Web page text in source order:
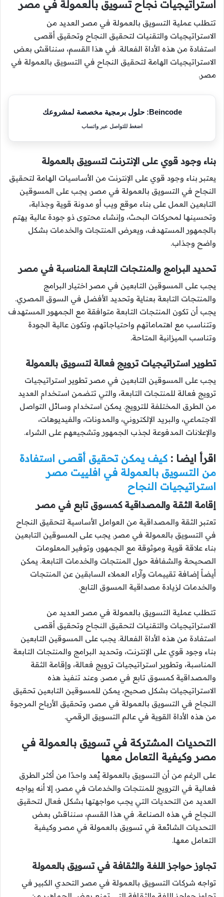
استراتيجيات نجاح تسويق بالعمولة في مصر
تتطلب عملية التسويق بالعمولة في مصر العديد من
الاستراتيجيات والتقنيات لتحقيق النجاح وتحقيق أقصى
استفادة من هذه الأداة الفعالة. في هذا القسم، سنناقش بعض
الاستراتيجيات الهامة لتحقيق النجاح في التسويق بالعمولة في
مصر.
Beincode: حلول برمجية مخصصة لمشروعك
اضغط للتواصل عبر واتساب
بناء وجود قوي على الإنترنت لتسويق بالعمولة
يعتبر بناء وجود قوي على الإنترنت من الأساسيات الهامة لتحقيق
النجاح في التسويق بالعمولة في مصر. يجب على المسوقين
التابعين العمل على بناء موقع ويب أو مدونة قوية وجذابة،
وتحسينها لمحركات البحث، وإنشاء محتوى ذو جودة عالية يهتم
بالجمهور المستهدف، ويعرض المنتجات والخدمات بشكل
واضح وجذاب.
تحديد البرامج والمنتجات التابعة المناسبة في مصر
يجب على المسوقين التابعين في مصر اختيار البرامج
والمنتجات التابعة بعناية وتحديد الأفضل في السوق المصري.
يجب أن تكون المنتجات التابعة متوافقة مع الجمهور المستهدف
وتتناسب مع اهتماماتهم واحتياجاتهم، وتكون عالية الجودة
وتناسب الميزانية المتاحة.
تطوير استراتيجيات ترويج فعالة لتسويق بالعمولة
يجب على المسوقين التابعين في مصر تطوير استراتيجيات
ترويج فعالة للمنتجات التابعة، والتي تتضمن استخدام العديد
من الطرق المختلفة للترويج. يمكن استخدام وسائل التواصل
الاجتماعي، والبريد الإلكتروني، والمدونات، والفيديوهات،
والإعلانات المدفوعة لجذب الجمهور وتشجيعهم على الشراء.
اقرأ ايضا : كيف يمكن تحقيق أقصى استفادة
من التسويق بالعمولة في افلييت مصر
استراتيجيات النجاح
إقامة الثقة والمصداقية كمسوق تابع في مصر
تعتبر الثقة والمصداقية من العوامل الأساسية لتحقيق النجاح
في التسويق بالعمولة في مصر. يجب على المسوقين التابعين
بناء علاقة قوية وموثوقة مع الجمهور، وتوفير المعلومات
الصحيحة والشفافة حول المنتجات والخدمات التابعة. يمكن
أيضاً إضافة تقييمات وآراء العملاء السابقين عن المنتجات
والخدمات لزيادة مصداقية المسوق التابع.
تتطلب عملية التسويق بالعمولة في مصر العديد من
الاستراتيجيات والتقنيات لتحقيق النجاح وتحقيق أقصى
استفادة من هذه الأداة الفعالة. يجب على المسوقين التابعين
بناء وجود قوي على الإنترنت، وتحديد البرامج والمنتجات التابعة
المناسبة، وتطوير استراتيجيات ترويج فعالة، وإقامة الثقة
والمصداقية كمسوق تابع في مصر. وعند تنفيذ هذه
الاستراتيجيات بشكل صحيح، يمكن للمسوقين التابعين تحقيق
النجاح في التسويق بالعمولة في مصر، وتحقيق الأرباح المرجوة
من هذه الأداة القوية في عالم التسويق الرقمي.
التحديات المشتركة في تسويق بالعمولة في
مصر وكيفية التعامل معها
على الرغم من أن التسويق بالعمولة يُعد واحدًا من أكثر الطرق
فعالية في الترويج للمنتجات والخدمات في مصر، إلا أنه يواجه
العديد من التحديات التي يجب مواجهتها بشكل فعال لتحقيق
النجاح في هذه الصناعة. في هذا القسم، سنناقش بعض
التحديات الشائعة في تسويق بالعمولة في مصر وكيفية
التعامل معها.
تجاوز حواجز اللغة والثقافة في تسويق بالعمولة
تواجه شركات التسويق بالعمولة في مصر التحدي الكبير في